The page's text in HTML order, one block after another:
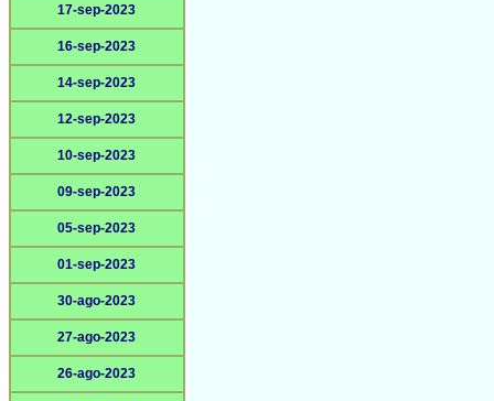
17-sep-2023
16-sep-2023
14-sep-2023
12-sep-2023
10-sep-2023
09-sep-2023
05-sep-2023
01-sep-2023
30-ago-2023
27-ago-2023
26-ago-2023